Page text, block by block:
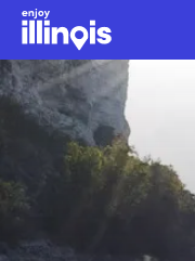
Vai al contenuto principale